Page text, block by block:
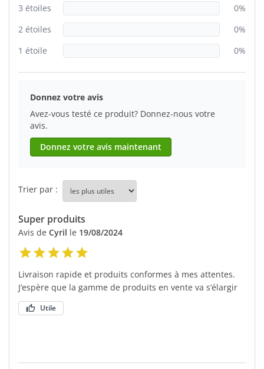
3 étoiles
0%
2 étoiles
0%
1 étoile
0%
Donnez votre avis
Avez-vous testé ce produit? Donnez-nous votre
avis.
Donnez votre avis maintenant
Trier par :
Super produits
Avis de Cyril le 19/08/2024
Livraison rapide et produits conformes à mes attentes.
J’espère que la gamme de produits en vente va s’élargir
Utile